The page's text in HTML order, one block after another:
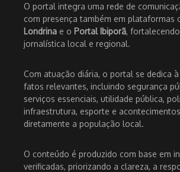
O portal integra uma rede de
com presença também em plataformas
Londrina e o Portal Ibiporã,
jornalística local e regional.
Com atuação diária, o portal se dedica
fatos relevantes, incluindo segurança
serviços essenciais, utilidade pública,
infraestrutura, esporte e
diretamente a população local.
O conteúdo é produzido com base em
verificadas, priorizando a clareza, a